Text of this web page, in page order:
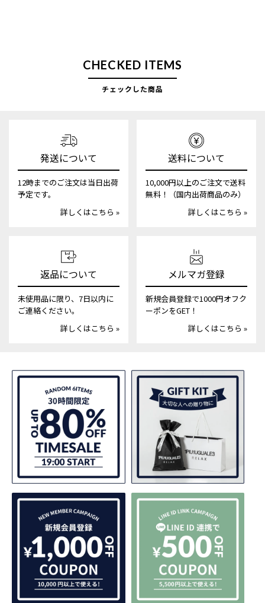
CHECKED ITEMS
チェックした商品
発送について
12時までのご注文は当日出荷
予定です。
詳しくはこちら »
送料について
10,000円以上のご注文で送料
無料！（国内出荷商品のみ）
詳しくはこちら »
返品について
未使用品に限り、7日以内に
ご連絡ください。
詳しくはこちら »
メルマガ登録
新規会員登録で1000円オフク
ーポンをGET！
詳しくはこちら »